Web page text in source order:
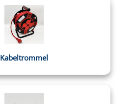
Kabeltrommel